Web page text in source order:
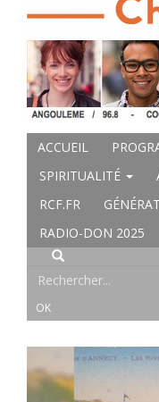
ACCUEIL
SPIRITUALITÉ
RCF.FR
RADIO-DON 2025